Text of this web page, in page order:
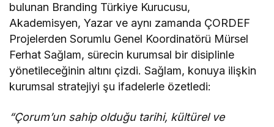
bulunan Branding Türkiye Kurucusu,
Akademisyen, Yazar ve aynı zamanda ÇORDEF
Projelerden Sorumlu Genel Koordinatörü Mürsel
Ferhat Sağlam, sürecin kurumsal bir disiplinle
yönetileceğinin altını çizdi. Sağlam, konuya ilişkin
kurumsal stratejiyi şu ifadelerle özetledi:
“Çorum’un sahip olduğu tarihi, kültürel ve